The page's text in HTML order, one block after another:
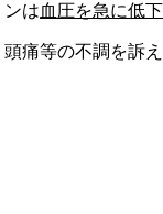
ンは血圧を急に低
痛等の不調を訴